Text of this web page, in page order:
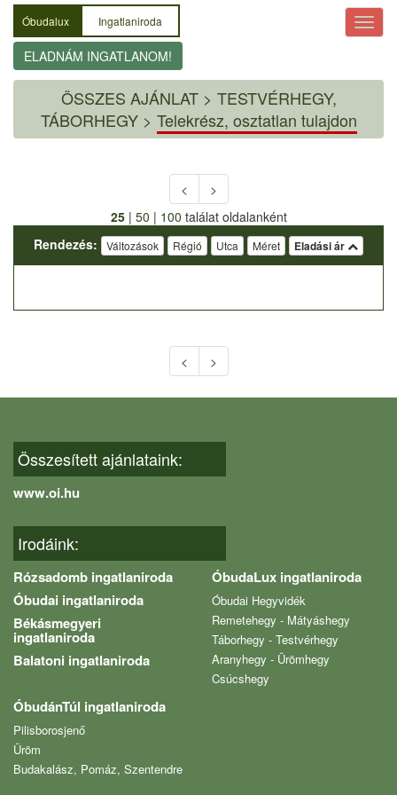
Óbudalux Ingatlaniroda
ELADNÁM INGATLANOM!
ÖSSZES AJÁNLAT> TESTVÉRHEGY,
TÁBORHEGY > Telekrész, osztatlan tulajdon
<
>
25| 50 | 100 találat oldalanként
Rendezés:
Változások Régió Utca Méret Eladási ár
< >
Összesített ajánlataink:
www.oi.hu
Irodáink:
Rózsadomb ingatlaniroda
Óbudai ingatlaniroda
Békásmegyeri
ingatlaniroda
Balatoni ingatlaniroda
ÓbudaLux ingatlaniroda
Óbudai Hegyvidék
Remetehegy - Mátyáshegy
Táborhegy - Testvérhegy
Aranyhegy - Ürömhegy
Csúcshegy
ÓbudánTúl ingatlaniroda
Pilisborosjenő
Üröm
Budakalász, Pomáz, Szentendre